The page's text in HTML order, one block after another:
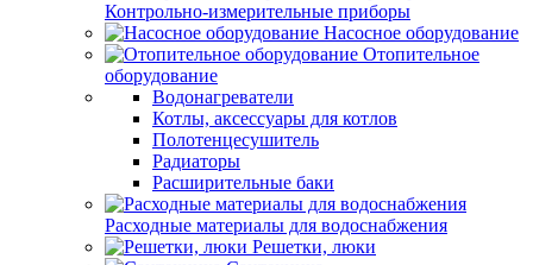
Контрольно-измерительные приборы
Насосное оборудование
Отопительное
оборудование
Водонагреватели
Котлы, аксессуары для котлов
Полотенцесушитель
Радиаторы
Расширительные баки
Расходные материалы для водоснабжения
Решетки, люки